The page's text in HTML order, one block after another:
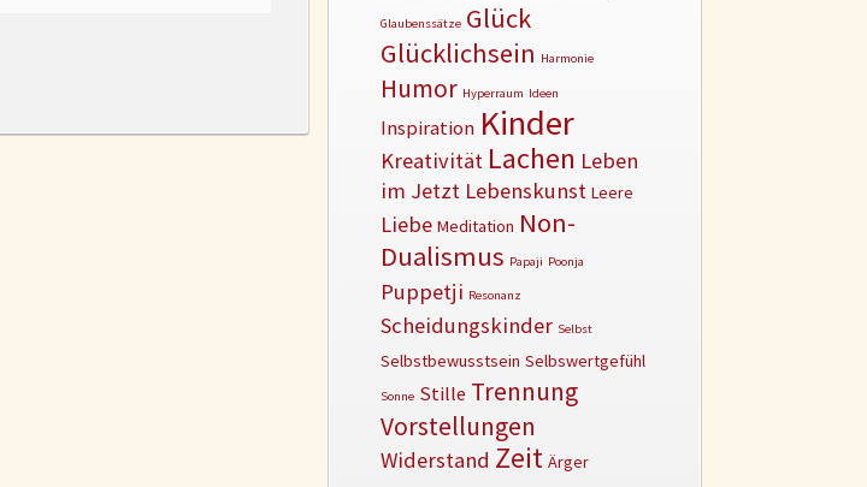
Glaubenssätze Glück
Glücklichsein Harmonie
Humor Hyperraum Ideen
Inspiration Kinder
Kreativität Lachen Leben
im Jetzt Lebenskunst Leere
Liebe Meditation Non-
Dualismus Papaji Poonja
Puppetji Resonanz
Scheidungskinder Selbst
Selbstbewusstsein Selbswertgefühl
Sonne Stille Trennung
Vorstellungen
Widerstand Zeit Ärger